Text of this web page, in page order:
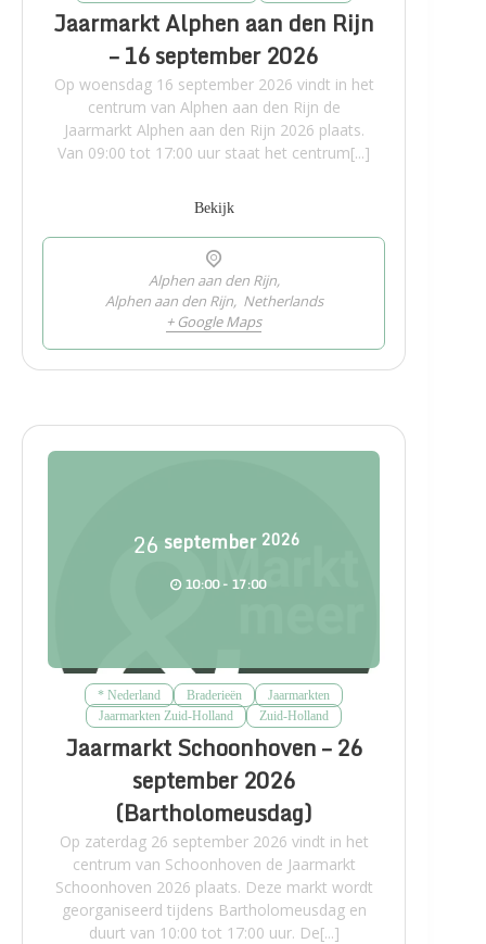
Jaarmarkt Alphen aan den Rijn
– 16 september 2026
Op woensdag 16 september 2026 vindt in het
centrum van Alphen aan den Rijn de
Jaarmarkt Alphen aan den Rijn 2026 plaats.
Van 09:00 tot 17:00 uur staat het centrum[...]
Bekijk
Alphen aan den Rijn,
Alphen aan den Rijn, Netherlands
+ Google Maps
26 september 2026
10:00 - 17:00
* Nederland Braderieën
Jaarmarkten
Jaarmarkten Zuid-Holland
Zuid-Holland
Jaarmarkt Schoonhoven – 26
september 2026
(Bartholomeusdag)
Op zaterdag 26 september 2026 vindt in het
centrum van Schoonhoven de Jaarmarkt
Schoonhoven 2026 plaats. Deze markt wordt
georganiseerd tijdens Bartholomeusdag en
duurt van 10:00 tot 17:00 uur. De[...]